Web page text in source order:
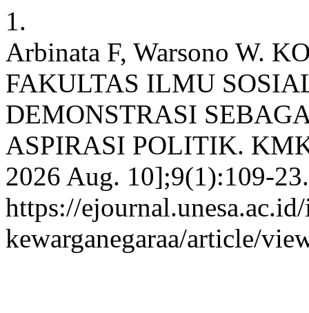
1.
Arbinata F, Warsono W.
FAKULTAS ILMU
DEMONSTRASI
ASPIRASI POLITIK.
2026 Aug. 10];9(1):109-
https://
kewarganegaraa/article/